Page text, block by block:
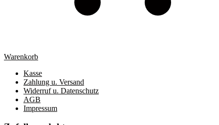
Warenkorb
Kasse
Zahlung u. Versand
Widerruf u. Datenschutz
AGB
Impressum